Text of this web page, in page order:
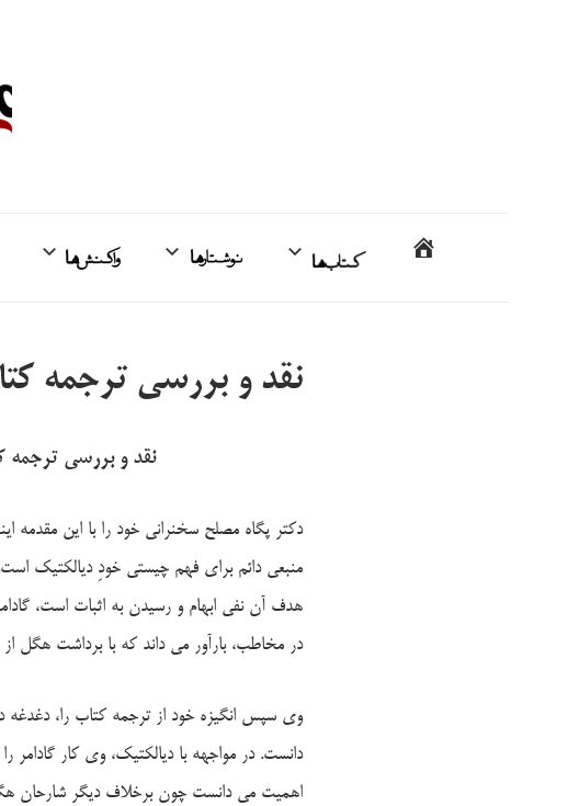
کتاب‌ها نوشتارها واکنش‌ها
نقد و بررسی ترجمه
نقد و بررسی ترجمه
دکتر پگاه مصلح سخنرانی خود را با این مقدمه
منبعی دائم برای فهم چیستی خودِ دیالکتیک
هدف آن نفی ابهام و رسیدن به اثبات است،
در مخاطب، بارآور می داند که با برداشت هگل از
وی سپس انگیزه خود از ترجمه کتاب را، دغدغه
دانست. در مواجهه با دیالکتیک، وی کار
اهمیت می دانست چون برخلاف دیگر شارحان